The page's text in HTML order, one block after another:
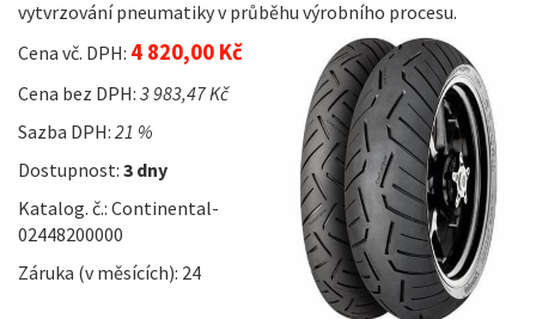
vytvrzování pneumatiky v průběhu výrobního procesu.
Cena vč. DPH: 4 820,00 Kč
Cena bez DPH: 3 983,47 Kč
Sazba DPH: 21 %
Dostupnost: 3 dny
Katalog. č.: Continental-
02448200000
Záruka (v měsících): 24